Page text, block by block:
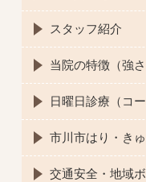
スタッフ紹介
当院の特徴（強さ
日曜日診療（コー
市川市はり・き
交通安全・地域